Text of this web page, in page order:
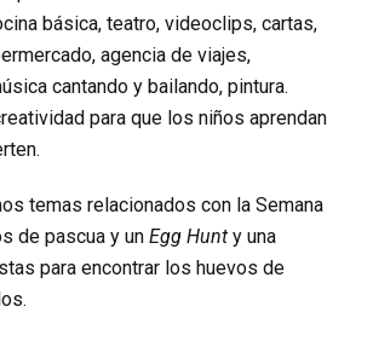
básica, teatro, videoclips, cartas,
agencia de viajes,
cantando y bailando, pintura.
para que los niños aprendan
temas relacionados con la Semana
de pascua y unEgg Hunt y una
para encontrar los huevos de